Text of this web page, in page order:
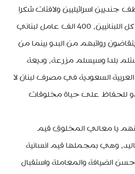
اسرائيليين ولافتات شكرا
قطر ماثلة امام انظار كل اللبنانيين، 400 الف عامل لبناني
رواتبهم من البدو بينما من
بلدا وسيسلم مزرعة، وديعة
العربية السعودية في مصرف لبنان لا
للحفاظ على حياة مخلوقات
منهم يا معالي المخلوق قيم
وهي بمجملها قيم انسانية
الضيافة والمعاملة واستقبال